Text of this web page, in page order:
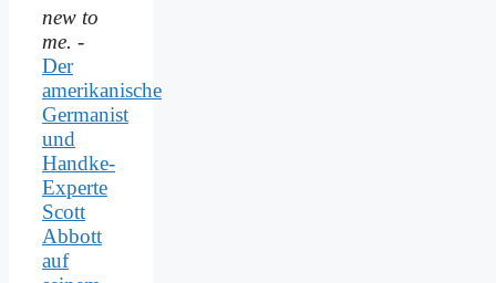
new to
me. -
Der
amerikanische
Germanist
und
Handke-
Experte
Scott
Abbott
auf